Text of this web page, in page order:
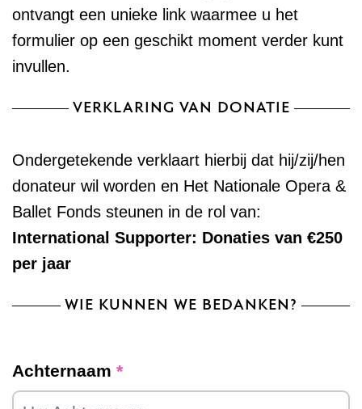
ontvangt een unieke link waarmee u het
formulier op een geschikt moment verder kunt
invullen.
VERKLARING VAN DONATIE
Ondergetekende verklaart hierbij dat hij/zij/hen
donateur wil worden en Het Nationale Opera &
Ballet Fonds steunen in de rol van:
International Supporter: Donaties van €250
per jaar
WIE KUNNEN WE BEDANKEN?
Achternaam *